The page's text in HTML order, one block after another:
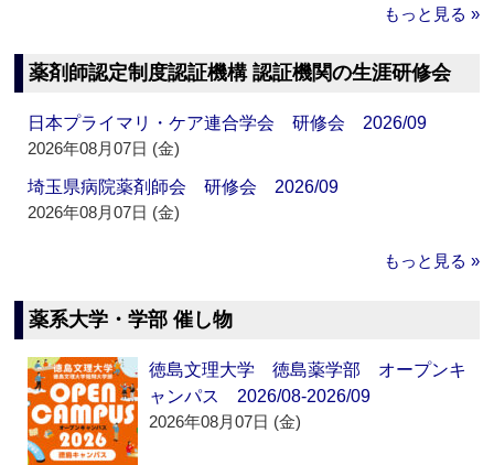
もっと見る »
薬剤師認定制度認証機構 認証機関の生涯研修会
日本プライマリ・ケア連合学会 研修会 2026/09
2026年08月07日 (金)
埼玉県病院薬剤師会 研修会 2026/09
2026年08月07日 (金)
もっと見る »
薬系大学・学部 催し物
徳島文理大学 徳島薬学部 オープンキ
ャンパス 2026/08-2026/09
2026年08月07日 (金)